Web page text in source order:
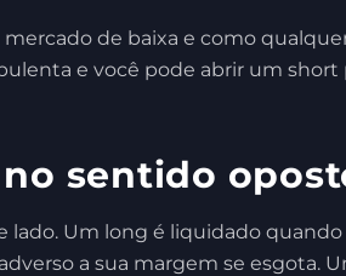
de baixa e como
e você pode abrir um
sentido
lado. Um long é liquidado
a sua margem se esgota.